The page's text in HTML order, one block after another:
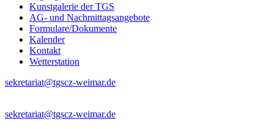
Kunstgalerie der TGS
AG- und Nachmittagsangebote
Formulare/Dokumente
Kalender
Kontakt
Wetterstation
sekretariat@tgscz-weimar.de
sekretariat@tgscz-weimar.de